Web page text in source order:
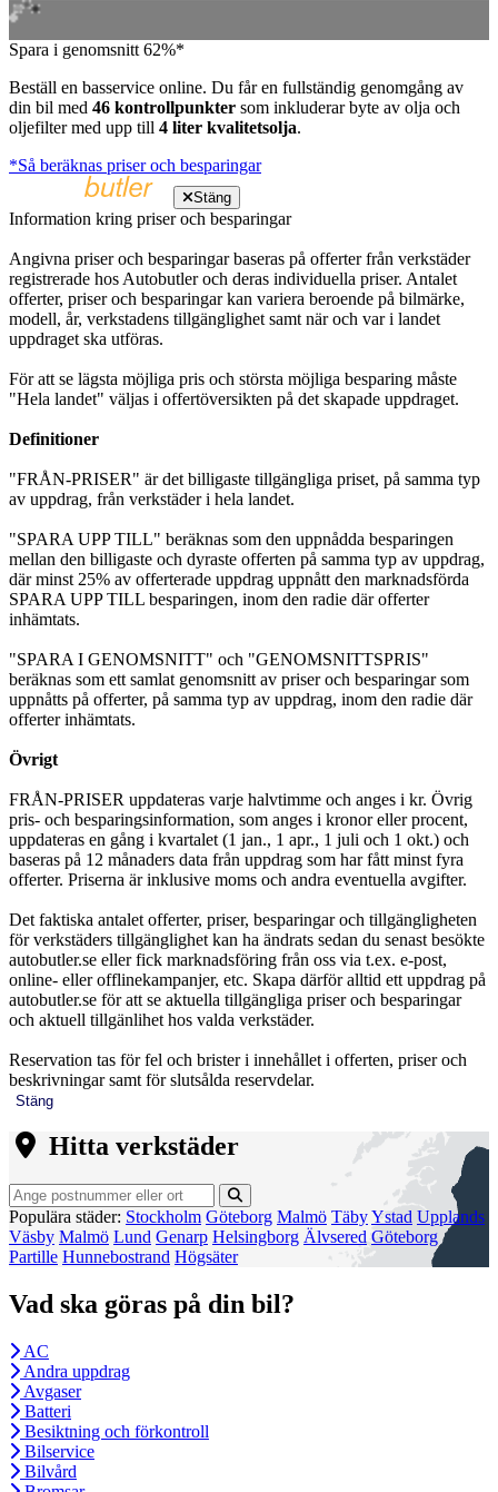
Spara i genomsnitt 62%*
Beställ en basservice online. Du får en fullständig genomgång av
din bil med 46 kontrollpunkter som inkluderar byte av olja och
oljefilter med upp till 4 liter kvalitetsolja.
*Så beräknas priser och besparingar
Stäng
Information kring priser och besparingar
Angivna priser och besparingar baseras på offerter från verkstäder
registrerade hos Autobutler och deras individuella priser. Antalet
offerter, priser och besparingar kan variera beroende på bilmärke,
modell, år, verkstadens tillgänglighet samt när och var i landet
uppdraget ska utföras.
För att se lägsta möjliga pris och största möjliga besparing måste
"Hela landet" väljas i offertöversikten på det skapade uppdraget.
Definitioner
"FRÅN-PRISER" är det billigaste tillgängliga priset, på samma typ
av uppdrag, från verkstäder i hela landet.
"SPARA UPP TILL" beräknas som den uppnådda besparingen
mellan den billigaste och dyraste offerten på samma typ av uppdrag,
där minst 25% av offerterade uppdrag uppnått den marknadsförda
SPARA UPP TILL besparingen, inom den radie där offerter
inhämtats.
"SPARA I GENOMSNITT" och "GENOMSNITTSPRIS"
beräknas som ett samlat genomsnitt av priser och besparingar som
uppnåtts på offerter, på samma typ av uppdrag, inom den radie där
offerter inhämtats.
Övrigt
FRÅN-PRISER uppdateras varje halvtimme och anges i kr. Övrig
pris- och besparingsinformation, som anges i kronor eller procent,
uppdateras en gång i kvartalet (1 jan., 1 apr., 1 juli och 1 okt.) och
baseras på 12 månaders data från uppdrag som har fått minst fyra
offerter. Priserna är inklusive moms och andra eventuella avgifter.
Det faktiska antalet offerter, priser, besparingar och tillgängligheten
för verkstäders tillgänglighet kan ha ändrats sedan du senast besökte
autobutler.se eller fick marknadsföring från oss via t.ex. e-post,
online- eller offlinekampanjer, etc. Skapa därför alltid ett uppdrag på
autobutler.se för att se aktuella tillgängliga priser och besparingar
och aktuell tillgänlihet hos valda verkstäder.
Reservation tas för fel och brister i innehållet i offerten, priser och
beskrivningar samt för slutsålda reservdelar.
Stäng
Hitta verkstäder
Populära städer: Stockholm Göteborg Malmö TäbyYstad Upplands
Väsby Malmö Lund Genarp Helsingborg Älvsered Göteborg
Partille Hunnebostrand Högsäter
Vad ska göras på din bil?
AC
Andra uppdrag
Avgaser
Batteri
Besiktning och förkontroll
Bilservice
Bilvård